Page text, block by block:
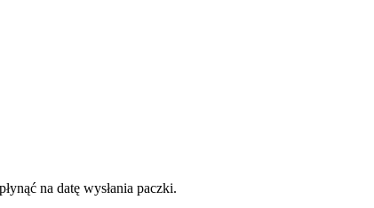
na datę wysłania paczki.